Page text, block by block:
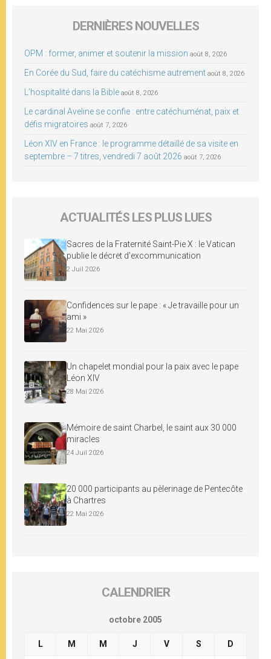
DERNIÈRES NOUVELLES
OPM : former, animer et soutenir la mission août 8, 2026
En Corée du Sud, faire du catéchisme autrement août 8, 2026
L’hospitalité dans la Bible août 8, 2026
Le cardinal Aveline se confie : entre catéchuménat, paix et
défis migratoires août 7, 2026
Léon XIV en France : le programme détaillé de sa visite en
septembre – 7 titres, vendredi 7 août 2026 août 7, 2026
ACTUALITÉS LES PLUS LUES
Sacres de la Fraternité Saint-Pie X : le Vatican
publie le décret d’excommunication
2 Juil 2026
Confidences sur le pape : « Je travaille pour un
ami »
22 Mai 2026
Un chapelet mondial pour la paix avec le pape
Léon XIV
28 Mai 2026
Mémoire de saint Charbel, le saint aux 30 000
miracles
24 Juil 2026
20 000 participants au pèlerinage de Pentecôte
à Chartres
22 Mai 2026
CALENDRIER
octobre 2005
L M M J V S D